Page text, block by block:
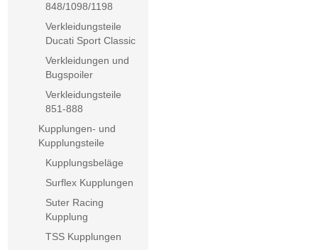
848/1098/1198
Verkleidungsteile
Ducati Sport Classic
Verkleidungen und
Bugspoiler
Verkleidungsteile
851-888
Kupplungen- und
Kupplungsteile
Kupplungsbeläge
Surflex Kupplungen
Suter Racing
Kupplung
TSS Kupplungen